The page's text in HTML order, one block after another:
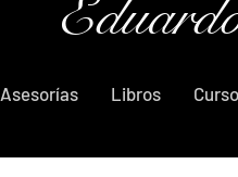
Asesorías Libros